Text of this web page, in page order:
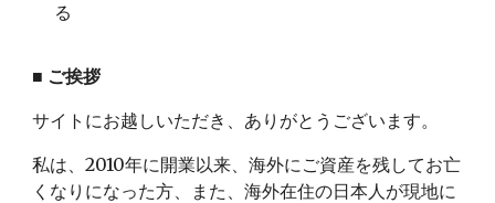
る
■ ご挨拶
サイトにお越しいただき、ありがとうございます。
私は、2010年に開業以来、海外にご資産を残してお亡
くなりになった方、また、海外在住の日本人が現地に